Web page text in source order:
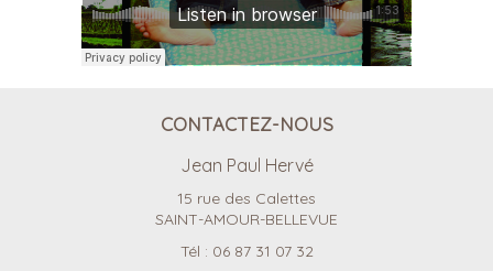
CONTACTEZ-NOUS
Jean Paul Hervé
15 rue des Calettes
SAINT-AMOUR-BELLEVUE
Tél : 06 87 31 07 32